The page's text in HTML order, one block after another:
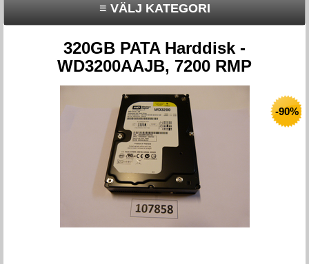
≡ VÄLJ KATEGORI
320GB PATA Harddisk -
WD3200AAJB, 7200 RMP
-90%